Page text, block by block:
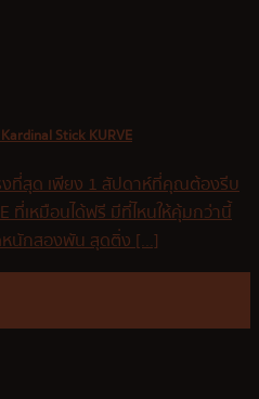
Stick KURVE
งที่สุด เพียง 1 สัปดาห์ที่คุณต้องรีบ
ที่เหมือนได้ฟรี มีที่ไหนให้คุ้มกว่านี้
นักสองพัน สุดติ่ง [...]